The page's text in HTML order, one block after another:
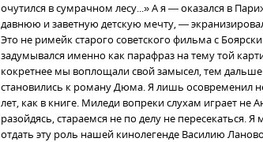
очутился в сумрачном лесу...» А я — оказался в
давнюю и заветную детскую мечту, —
Это не римейк старого советского фильма с
задумывался именно как парафраз на тему той
кокретнее мы воплощали свой замысел, тем
становились к роману Дюма. Я лишь осовременил
лет, как в книге. Миледи вопреки слухам играет
разойдясь, стараемся не по делу не
отдать эту роль нашей кинолегенде Василию